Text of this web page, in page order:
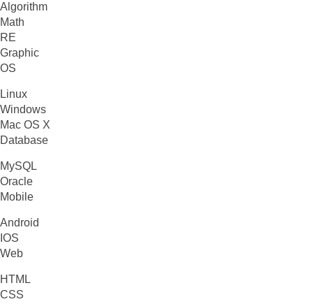
Algorithm
Math
RE
Graphic
OS
Linux
Windows
Mac OS X
Database
MySQL
Oracle
Mobile
Android
IOS
Web
HTML
CSS